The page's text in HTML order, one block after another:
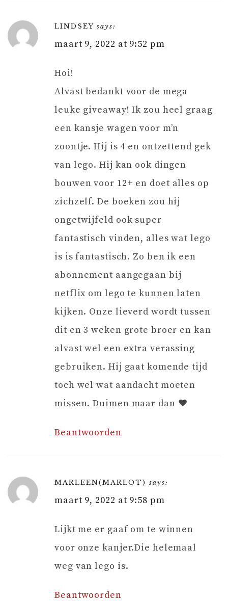
LINDSEY says:
maart 9, 2022 at 9:52 pm
Hoi!
Alvast bedankt voor de mega
leuke giveaway! Ik zou heel graag
een kansje wagen voor m’n
zoontje. Hij is 4 en ontzettend gek
van lego. Hij kan ook dingen
bouwen voor 12+ en doet alles op
zichzelf. De boeken zou hij
ongetwijfeld ook super
fantastisch vinden, alles wat lego
is is fantastisch. Zo ben ik een
abonnement aangegaan bij
netflix om lego te kunnen laten
kijken. Onze lieverd wordt tussen
dit en 3 weken grote broer en kan
alvast wel een extra verassing
gebruiken. Hij gaat komende tijd
toch wel wat aandacht moeten
missen. Duimen maar dan ❤️
Beantwoorden
MARLEEN(MARLOT) says:
maart 9, 2022 at 9:58 pm
Lijkt me er gaaf om te winnen
voor onze kanjer.Die helemaal
weg van lego is.
Beantwoorden